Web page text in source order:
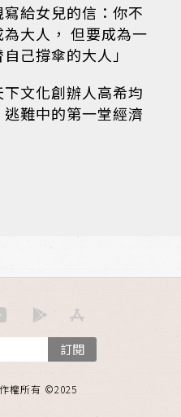
給女兒的信：你不
為大人， 但要成為一
己撐傘的大人」
文化創辦人高希均
逃難中的第一堂經濟
訂閱
權所有 ©2025